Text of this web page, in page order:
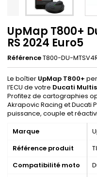
UpMap T800+
RS 2024 Euro5
RéférenceT800-DU-
Le boîtier UpMap T800+
l’ECU de votre Ducati
Profitez de cartographies
Akrapovic Racing et Ducati
puissance, couple et
Marque
Référence produit
Compatibilité moto